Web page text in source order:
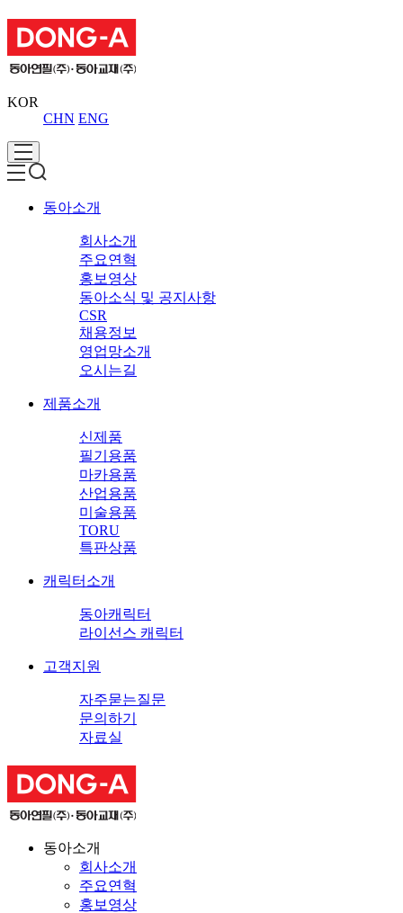
KOR
CHN ENG
동아소개
회사소개
주요연혁
홍보영상
동아소식 및 공지사항
CSR
채용정보
영업망소개
오시는길
제품소개
신제품
필기용품
마카용품
산업용품
미술용품
TORU
특판상품
캐릭터소개
동아캐릭터
라이선스 캐릭터
고객지원
자주묻는질문
문의하기
자료실
동아소개
회사소개
주요연혁
홍보영상